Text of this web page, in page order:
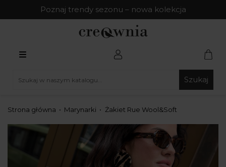
Poznaj trendy sezonu – nowa kolekcja
Szukaj
Strona główna Marynarki Żakiet Rue Wool&Soft